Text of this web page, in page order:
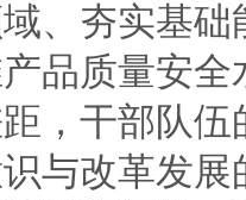
、夯实基础
品质量安
，干部队伍
与改革发展